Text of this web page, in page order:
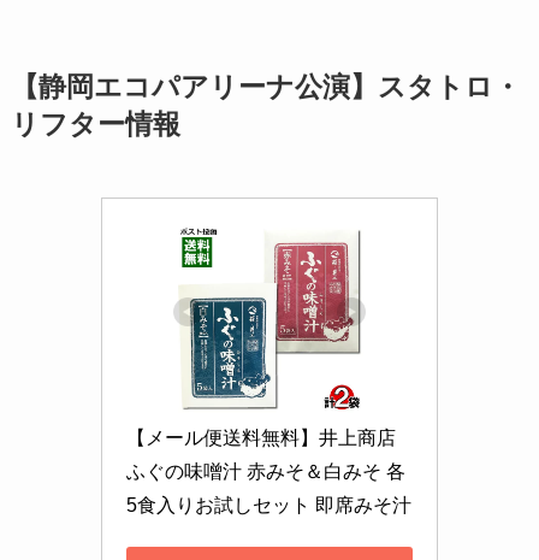
【静岡エコパアリーナ公演】スタトロ・
リフター情報
【メール便送料無料】井上商店
ふぐの味噌汁 赤みそ＆白みそ 各
5食入りお試しセット 即席みそ汁